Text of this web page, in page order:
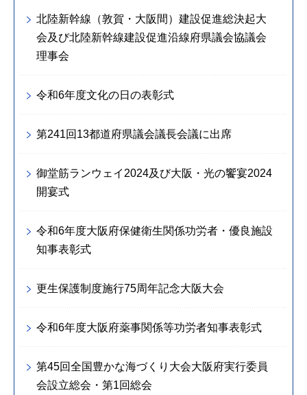
北陸新幹線（敦賀・大阪間）建設促進総決起大
会及び北陸新幹線建設促進沿線府県議会協議会
理事会
令和6年度文化の日の表彰式
第241回13都道府県議会議長会議に出席
御堂筋ランウェイ2024及び大阪・光の饗宴2024
開宴式
令和6年度大阪府保健衛生関係功労者・優良施設
知事表彰式
更生保護制度施行75周年記念大阪大会
令和6年度大阪府薬事関係等功労者知事表彰式
第45回全国豊かな海づくり大会大阪府実行委員
会設立総会・第1回総会